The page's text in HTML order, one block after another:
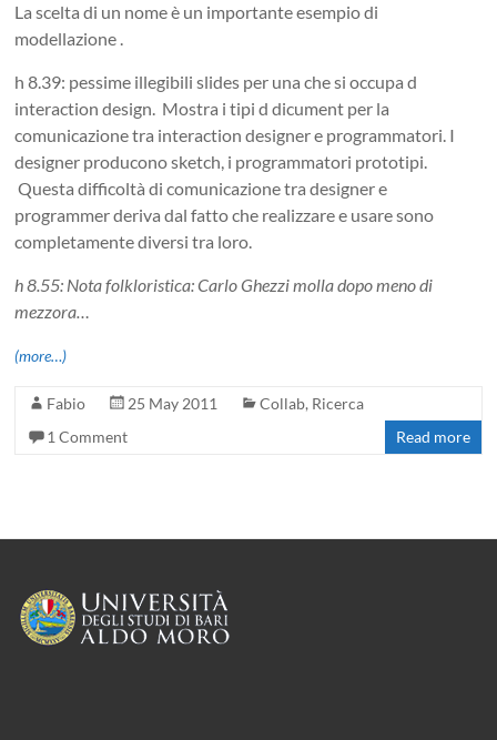
La scelta di un nome è un importante esempio di
modellazione .
h 8.39: pessime illegibili slides per una che si occupa d
interaction design. Mostra i tipi d dicument per la
comunicazione tra interaction designer e programmatori. I
designer producono sketch, i programmatori prototipi.
Questa difficoltà di comunicazione tra designer e
programmer deriva dal fatto che realizzare e usare sono
completamente diversi tra loro.
h 8.55: Nota folkloristica: Carlo Ghezzi molla dopo meno di
mezzora…
(more…)
Fabio 25 May 2011 Collab, Ricerca
1 Comment
Read more